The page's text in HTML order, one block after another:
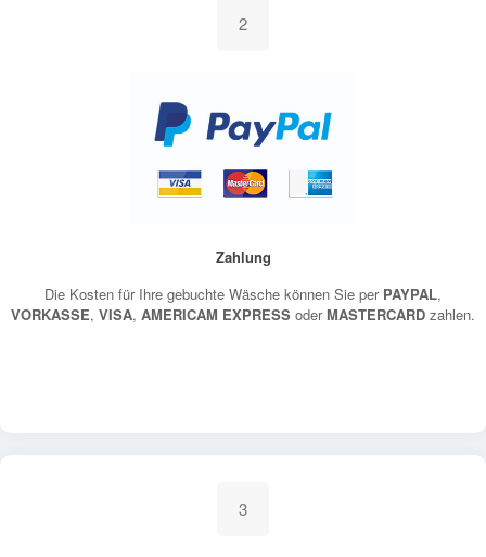
2
Zahlung
Die Kosten für Ihre gebuchte Wäsche können Sie per PAYPAL,
VORKASSE, VISA, AMERICAM EXPRESS oderMASTERCARD zahlen.
3